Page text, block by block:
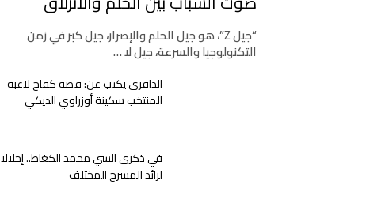
“جيل Z”، هو جيل الحلم والإصرار، جيل كبر في زمن
التكنولوجيا والسرعة، جيل لا …
الدافري يكتب عن: قصة كفاح لاعبة
المنتخب سكينة أوزراوي الديكي
في ذكرى السي محمد الكغاط.. إجلالا
لرائد المسرح المختلف